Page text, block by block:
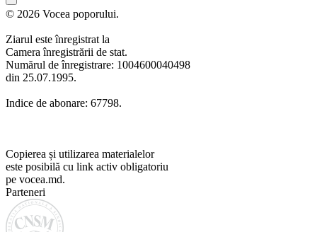
© 2026 Vocea poporului.
Ziarul este înregistrat la
Camera înregistrării de stat.
Numărul de înregistrare: 1004600040498
din 25.07.1995.
Indice de abonare: 67798.
Copierea și utilizarea materialelor
este posibilă cu link activ obligatoriu
pe vocea.md.
Parteneri